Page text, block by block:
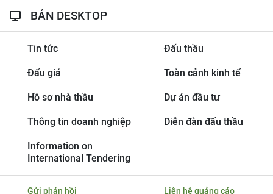
BẢN DESKTOP
Tin tức Đấu thầu
Đấu giá Toàn cảnh kinh tế
Hồ sơ nhà thầu Dự án đầu tư
Thông tin doanh nghiệp Diễn đàn đấu thầu
Information on
International Tendering
Gửi phản hồi Liên hệ quảng cáo